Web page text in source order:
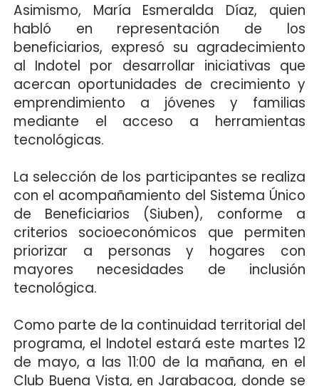
Asimismo, María Esmeralda Díaz, quien
habló en representación de los
beneficiarios, expresó su agradecimiento
al Indotel por desarrollar iniciativas que
acercan oportunidades de crecimiento y
emprendimiento a jóvenes y familias
mediante el acceso a herramientas
tecnológicas.
La selección de los participantes se realiza
con el acompañamiento del Sistema Único
de Beneficiarios (Siuben), conforme a
criterios socioeconómicos que permiten
priorizar a personas y hogares con
mayores necesidades de inclusión
tecnológica.
Como parte de la continuidad territorial del
programa, el Indotel estará este martes 12
de mayo, a las 11:00 de la mañana, en el
Club Buena Vista, en Jarabacoa, donde se